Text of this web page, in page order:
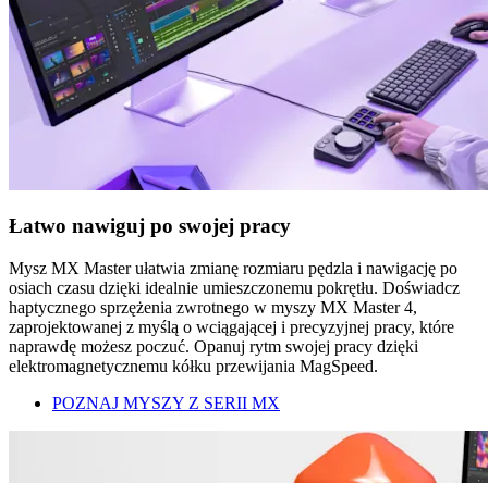
Łatwo nawiguj po swojej pracy
Mysz MX Master ułatwia zmianę rozmiaru pędzla i nawigację po
osiach czasu dzięki idealnie umieszczonemu pokrętłu. Doświadcz
haptycznego sprzężenia zwrotnego w myszy MX Master 4,
zaprojektowanej z myślą o wciągającej i precyzyjnej pracy, które
naprawdę możesz poczuć. Opanuj rytm swojej pracy dzięki
elektromagnetycznemu kółku przewijania MagSpeed.
POZNAJ MYSZY Z SERII MX